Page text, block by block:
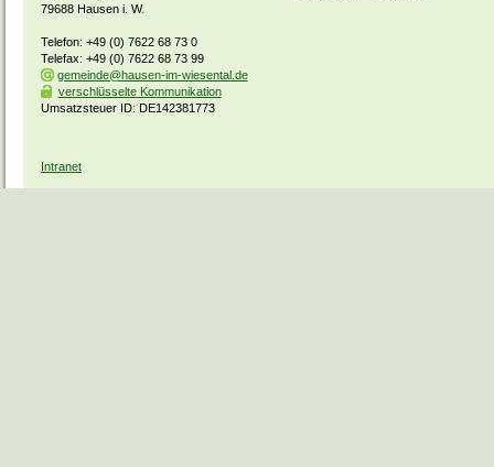
79688 Hausen i. W.
Telefon: +49 (0) 7622 68 73 0
Telefax: +49 (0) 7622 68 73 99
gemeinde@hausen-im-wiesental.de
verschlüsselte Kommunikation
Umsatzsteuer ID: DE142381773
Intranet